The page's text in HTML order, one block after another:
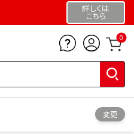
詳しくは
こちら
0
変更